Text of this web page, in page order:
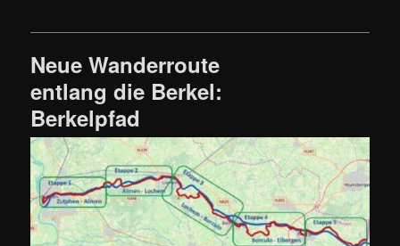
Neue Wanderroute
entlang die Berkel:
Berkelpfad